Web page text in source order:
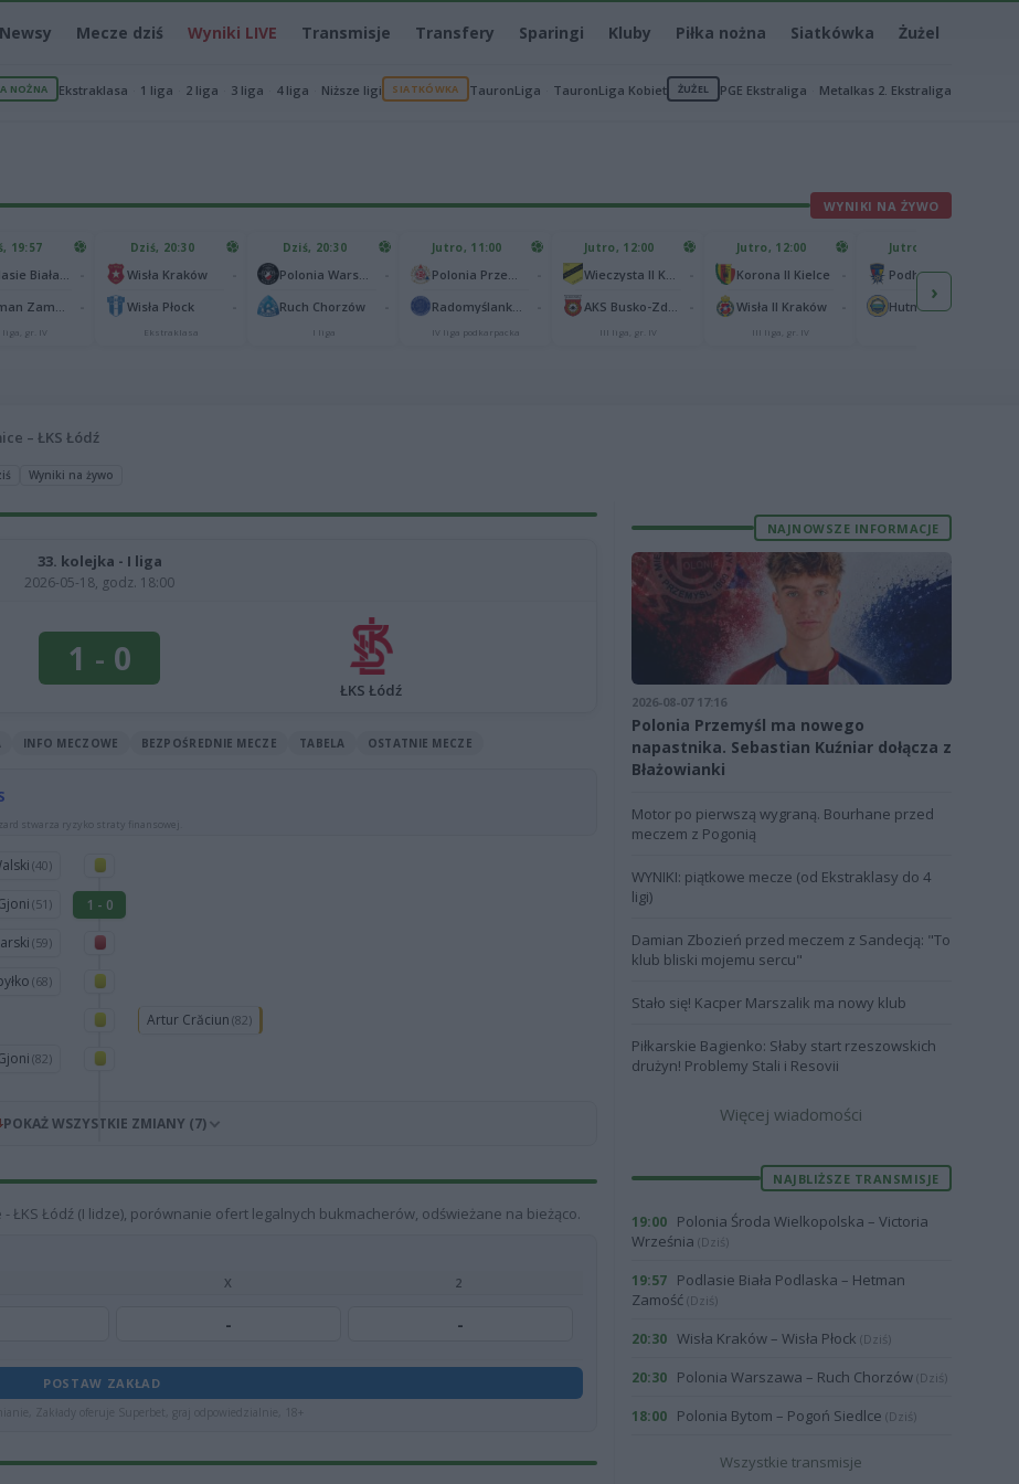
Newsy Mecze dziś Wyniki LIVE Transmisje Transfery Sparingi Kluby Piłka nożna Siatkówka Żużel
NOŻNA Ekstraklasa 1 liga 2 liga 3 liga 4 liga Niższe ligi SIATKÓWKA TauronLiga TauronLiga Kobiet ŻUŻEL PGE Ekstraliga Metalkas 2. Ekstraliga
WYNIKI NA ŻYWO
19:57
gr. IV
Dziś, 20:30
Wisła Kraków
Wisła Płock
Ekstraklasa
Dziś, 20:30
Ruch Chorzów
I liga
Jutro, 11:00
IV liga podkarpacka
Jutro, 12:00
III liga, gr. IV
Jutro, 12:00
Korona II Kielce
Wisła II Kraków
III liga, gr. IV
Jutro, 13:00
Hutnik Kraków
›
– ŁKS Łódź
Wyniki na żywo
33. kolejka - I liga
2026-05-18, godz. 18:00
1 - 0
ŁKS Łódź
INFO MECZOWE BEZPOŚREDNIE MECZE TABELA OSTATNIE MECZE
stwarza ryzyko straty finansowej.
(40)
(51) 1 - 0
(59)
(68)
Artur Crăciun (82)
(82)
POKAŻ WSZYSTKIE ZMIANY (7)
ŁKS Łódź (I lidze), porównanie ofert legalnych bukmacherów, odświeżane na bieżąco.
X 2
- -
POSTAW ZAKŁAD
Zakłady oferuje Superbet, graj odpowiedzialnie, 18+
NAJNOWSZE INFORMACJE
2026-08-07 17:16
Polonia Przemyśl ma nowego
napastnika. Sebastian Kuźniar dołącza z
Błażowianki
Motor po pierwszą wygraną. Bourhane przed
meczem z Pogonią
WYNIKI: piątkowe mecze (od Ekstraklasy do 4
ligi)
Damian Zbozień przed meczem z Sandecją: "To
klub bliski mojemu sercu"
Stało się! Kacper Marszalik ma nowy klub
Piłkarskie Bagienko: Słaby start rzeszowskich
drużyn! Problemy Stali i Resovii
Więcej wiadomości
NAJBLIŻSZE TRANSMISJE
19:00
Polonia Środa Wielkopolska – Victoria
Września (Dziś)
19:57
Podlasie Biała Podlaska – Hetman
Zamość (Dziś)
20:30 Wisła Kraków – Wisła Płock (Dziś)
20:30 Polonia Warszawa – Ruch Chorzów (Dziś)
18:00 Polonia Bytom – Pogoń Siedlce (Dziś)
Wszystkie transmisje